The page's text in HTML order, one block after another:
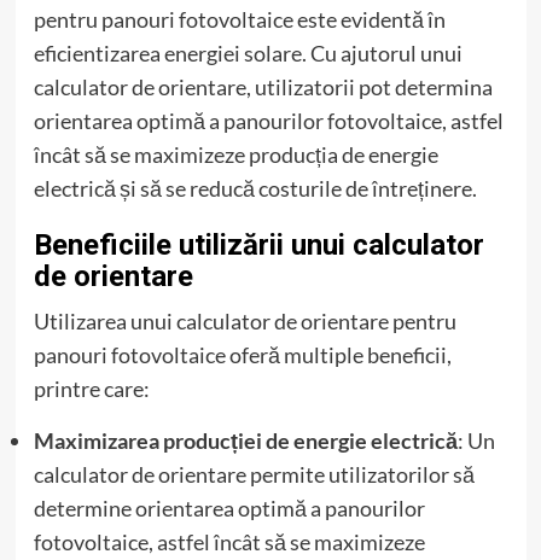
pentru panouri fotovoltaice este evidentă în
eficientizarea energiei solare. Cu ajutorul unui
calculator de orientare, utilizatorii pot determina
orientarea optimă a panourilor fotovoltaice, astfel
încât să se maximizeze producția de energie
electrică și să se reducă costurile de întreținere.
Beneficiile utilizării unui calculator
de orientare
Utilizarea unui calculator de orientare pentru
panouri fotovoltaice oferă multiple beneficii,
printre care:
Maximizarea producției de energie electrică: Un
calculator de orientare permite utilizatorilor să
determine orientarea optimă a panourilor
fotovoltaice, astfel încât să se maximizeze